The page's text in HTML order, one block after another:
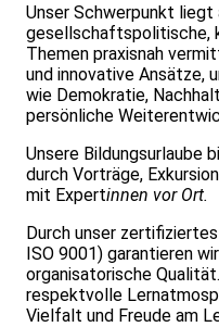
Unser Schwerpunkt liegt
gesellschaftspolitische,
Themen praxisnah
und innovative Ansätze,
wie Demokratie,
persönliche
Unsere Bildungsurlaube
durch Vorträge,
mit Expertinnen vor Ort.
Durch unser
ISO 9001) garantieren
organisatorische
respektvolle
Vielfalt und Freude am